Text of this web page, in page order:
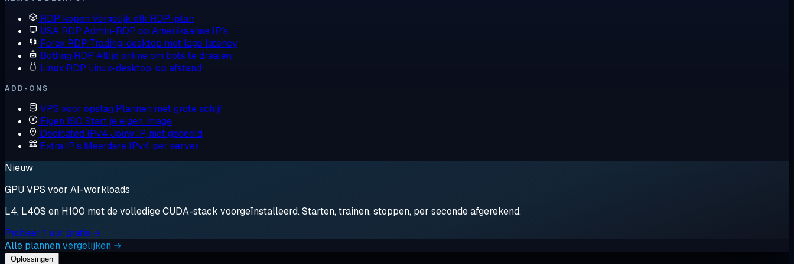
RDP kopen Vergelijk elk RDP-plan
USA RDP Admin-RDP op Amerikaanse IP's
Forex RDP Trading-desktop met lage latency
Botting RDP Altijd online om bots te draaien
Linux RDP Linux-desktop, op afstand
ADD-ONS
VPS voor opslag Plannen met grote schijf
Eigen ISO Start je eigen image
Dedicated IPv4 Jouw IP, niet gedeeld
Extra IP's Meerdere IPv4 per server
Nieuw
GPU VPS voor AI-workloads
L4, L40S en H100 met de volledige CUDA-stack voorgeïnstalleerd. Starten, trainen, stoppen, per seconde afgerekend.
Probeer 1 uur gratis →
Alle plannen vergelijken →